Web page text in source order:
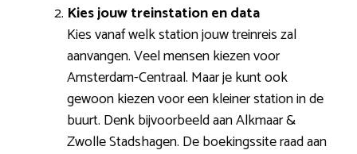
Kies jouw treinstation en data
Kies vanaf welk station jouw treinreis zal
aanvangen. Veel mensen kiezen voor
Amsterdam-Centraal. Maar je kunt ook
gewoon kiezen voor een kleiner station in de
buurt. Denk bijvoorbeeld aan Alkmaar &
Zwolle Stadshagen. De boekingssite raad aan